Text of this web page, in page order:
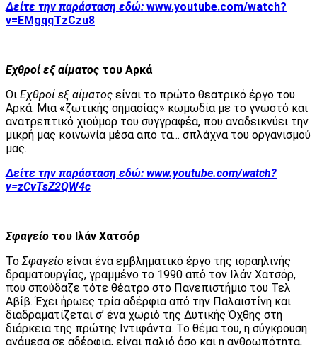
Δείτε την παράσταση εδώ: www.youtube.com/watch?
v=EMgqqTzCzu8
Εχθροί εξ αίματος του Αρκά
Οι Εχθροί εξ αίματος είναι το πρώτο θεατρικό έργο του
Αρκά. Μια «ζωτικής σημασίας» κωμωδία με το γνωστό και
ανατρεπτικό χιούμορ του συγγραφέα, που αναδεικνύει την
μικρή μας κοινωνία μέσα από τα… σπλάχνα του οργανισμού
μας.
Δείτε την παράσταση εδώ: www.youtube.com/watch?
v=zCvTsZ2QW4c
Σφαγείο του Ιλάν Χατσόρ
ΤοΣφαγείο είναι ένα εμβληματικό έργο της ισραηλινής
δραματουργίας, γραμμένο το 1990 από τον Ιλάν Χατσόρ,
που σπούδαζε τότε θέατρο στο Πανεπιστήμιο του Τελ
Αβίβ. Έχει ήρωες τρία αδέρφια από την Παλαιστίνη και
διαδραματίζεται σ’ ένα χωριό της Δυτικής Όχθης στη
διάρκεια της πρώτης Ιντιφάντα. Το θέμα του, η σύγκρουση
ανάμεσα σε αδέρφια, είναι παλιό όσο και η ανθρωπότητα,